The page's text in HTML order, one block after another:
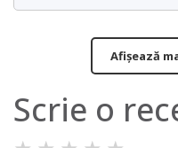
Afișează
Scrie o